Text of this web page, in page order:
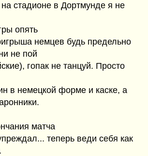
стадионе в Дортмунде я не
опять
немцев будь предельно
не пой
гопак не танцуй. Просто
в немецкой форме и каске, а
матча
теперь веди себя как